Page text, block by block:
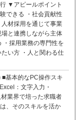
▼アピールポイント
できる ・社会貢献性
材採用を通じて事業
と連携しながら主体
採用業務の専門性を
い方 ・人と関わる仕
基本的なPC操作スキ
：文字入力・
業界で培った求職者
、そのスキルを活か